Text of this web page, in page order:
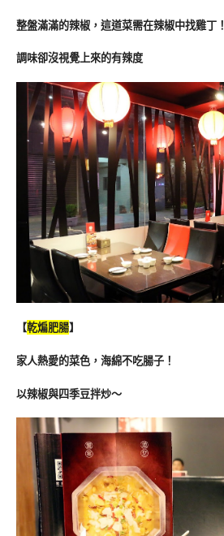
整盤滿滿的辣椒，這道菜需在辣椒中找雞丁！
調味卻沒視覺上來的有辣度
【乾煸肥腸】
家人熱愛的菜色，海綿不吃腸子！
以辣椒與四季豆拌炒～